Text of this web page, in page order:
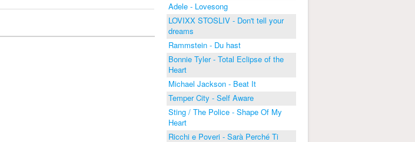
Adele - Lovesong
LOVIXX STOSLIV - Don't tell your
dreams
Rammstein - Du hast
Bonnie Tyler - Total Eclipse of the
Heart
Michael Jackson - Beat It
Temper City - Self Aware
Sting / The Police - Shape Of My
Heart
Ricchi e Poveri - Sarà Perché Ti